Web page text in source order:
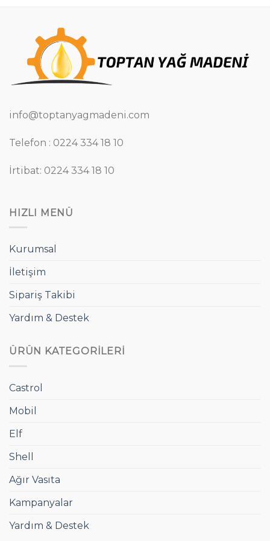
info@toptanyagmadeni.com
Telefon : 0224 334 18 10
İrtibat: 0224 334 18 10
HIZLI MENÜ
Kurumsal
İletişim
Sipariş Takibi
Yardım & Destek
ÜRÜN KATEGORILERI
Castrol
Mobil
Elf
Shell
Ağır Vasıta
Kampanyalar
Yardım & Destek